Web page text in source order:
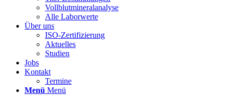
Vollblutmineralanalyse
Alle Laborwerte
Über uns
ISO-Zertifizierung
Aktuelles
Studien
Jobs
Kontakt
Termine
Menü Menü